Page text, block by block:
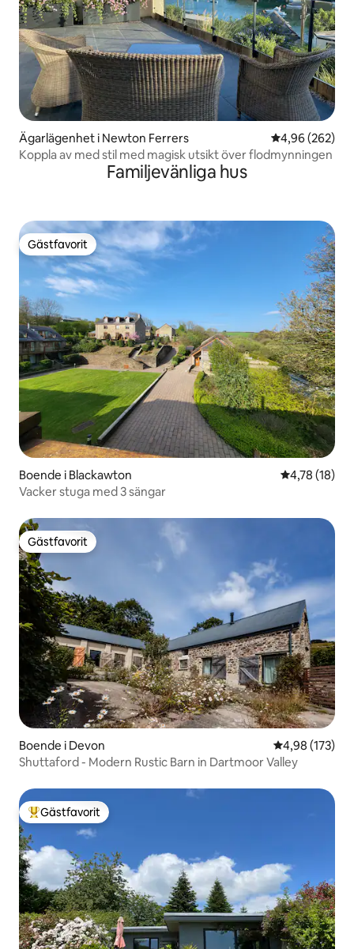
Ägarlägenhet i Newton Ferrers 4,96 av 5 i
4,96 (262)
Koppla av med stil med magisk utsikt över flodmynningen
Familjevänliga hus
Gästfavorit
Gästfavorit
Boende i Blackawton 4,78 av 5 i
4,78 (18)
Vacker stuga med 3 sängar
Gästfavorit
Gästfavorit
Boende i Devon 4,98 av 5 i
4,98 (173)
Shuttaford - Modern Rustic Barn in Dartmoor Valley
Populär gästfavorit
Gästfavorit